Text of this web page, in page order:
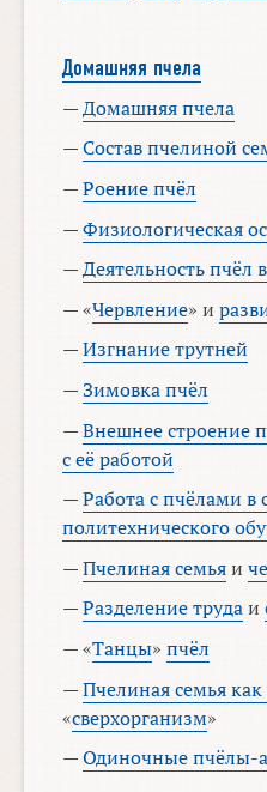
Домашняя пчела
—Домашняя пчела
—Состав пчелиной
—Роение пчёл
—Физиологическая
—Деятельность пчёл
— «Червление» и
—Изгнание трутней
—Зимовка пчёл
—Внешнее строение
с её работой
—Работа с пчёлами в
политехнического
—Пчелиная семьяи
—Разделение трудаи
— «Танцы»пчёл
—Пчелиная семья
«сверхорганизм»
—Одиночные пчёлы-